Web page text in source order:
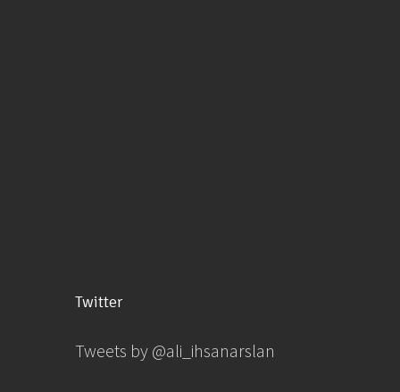
Twitter
Tweets by @ali_ihsanarslan